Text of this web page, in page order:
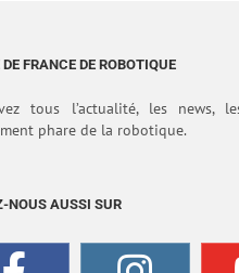
FRANCE DE ROBOTIQUE
tous l’actualité, les news,
phare de la robotique.
NOUS AUSSI SUR